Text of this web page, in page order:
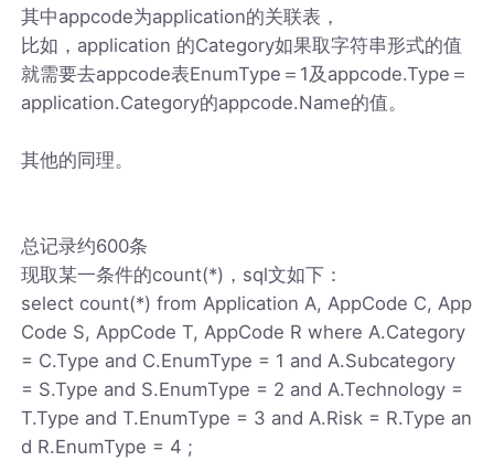
其中appcode为application的关联表，
比如，application 的Category如果取字符串形式的值
就需要去appcode表EnumType＝1及appcode.Type＝
application.Category的appcode.Name的值。
其他的同理。
总记录约600条
现取某一条件的count(*)，sql文如下：
select count(*) from Application A, AppCode C, App
Code S, AppCode T, AppCode R where A.Category
= C.Type and C.EnumType = 1 and A.Subcategory
= S.Type and S.EnumType = 2 and A.Technology =
T.Type and T.EnumType = 3 and A.Risk = R.Type an
d R.EnumType = 4 ;